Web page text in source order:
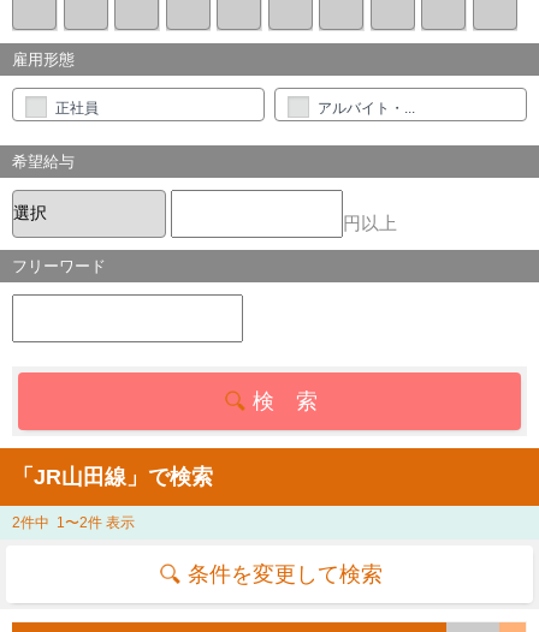
雇用形態
正社員 アルバイト・...
希望給与
円以上
フリーワード
検 索
「JR山田線」で検索
2件中 1〜2件 表示
条件を変更して検索